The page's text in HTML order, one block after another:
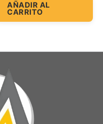
AÑADIR AL
CARRITO